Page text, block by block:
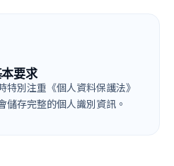
本要求
特別注重《個人資料保護法》
儲存完整的個人識別資訊。